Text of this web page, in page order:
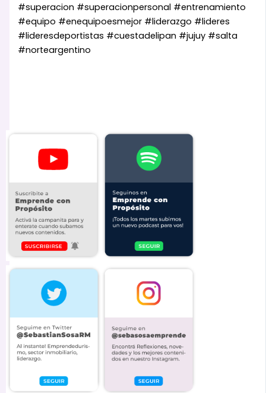
#superacion #superacionpersonal #entrenamiento
#equipo #enequipoesmejor #liderazgo #lideres
#lideresdeportistas #cuestadelipan #jujuy #salta
#norteargentino